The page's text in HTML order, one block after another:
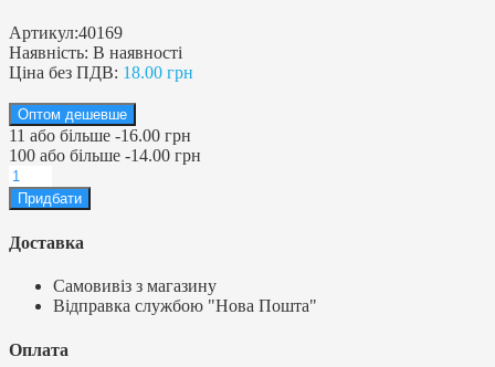
Артикул:40169
Наявність: В наявності
Ціна без ПДВ: 18.00 грн
Оптом дешевше
11 або більше -16.00 грн
100 або більше -14.00 грн
Доставка
Самовивіз з магазину
Відправка службою "Нова Пошта"
Оплата